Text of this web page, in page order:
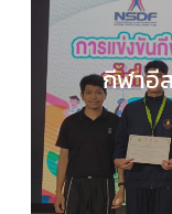
กีฬาอี
COMPUTER
ละเทคโนโลยี, กิจ